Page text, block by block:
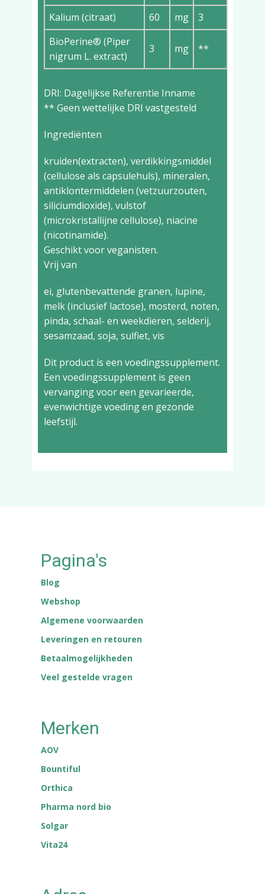
Kalium (citraat) 60 mg
3
BioPerine® (Piper
nigrum L. extract)
3 mg **
DRI: Dagelijkse Referentie Inname
** Geen wettelijke DRI vastgesteld
Ingrediënten
kruiden(extracten), verdikkingsmiddel
(cellulose als capsulehuls), mineralen,
antiklontermiddelen (vetzuurzouten,
siliciumdioxide), vulstof
(microkristallijne cellulose), niacine
(nicotinamide).
Geschikt voor veganisten.
Vrij van
ei, glutenbevattende granen, lupine,
melk (inclusief lactose), mosterd, noten,
pinda, schaal- en weekdieren, selderij,
sesamzaad, soja, sulfiet, vis
Dit product is een voedingssupplement.
Een voedingssupplement is geen
vervanging voor een gevarieerde,
evenwichtige voeding en gezonde
leefstijl.
Pagina's
Blog
Webshop
Algemene voorwaarden
Leveringen en retouren
Betaalmogelijkheden
Veel gestelde vragen
Merken
AOV
Bountiful
Orthica
Pharma nord bio
Solgar
Vita24